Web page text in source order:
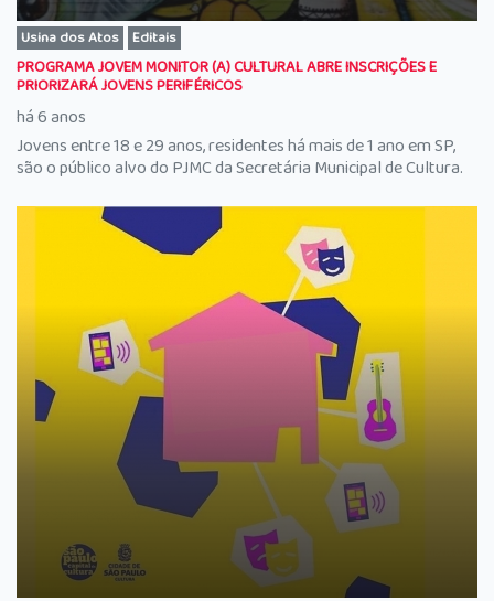
Usina dos Atos Editais
PROGRAMA JOVEM MONITOR (A) CULTURAL ABRE INSCRIÇÕES E
PRIORIZARÁ JOVENS PERIFÉRICOS
há 6 anos
Jovens entre 18 e 29 anos, residentes há mais de 1 ano em SP,
são o público alvo do PJMC da Secretária Municipal de Cultura.